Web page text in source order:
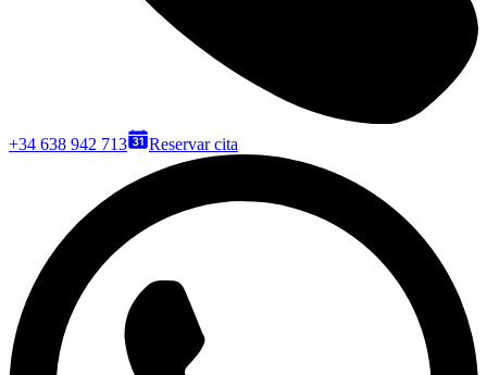
+34 638 942 713 Reservar cita